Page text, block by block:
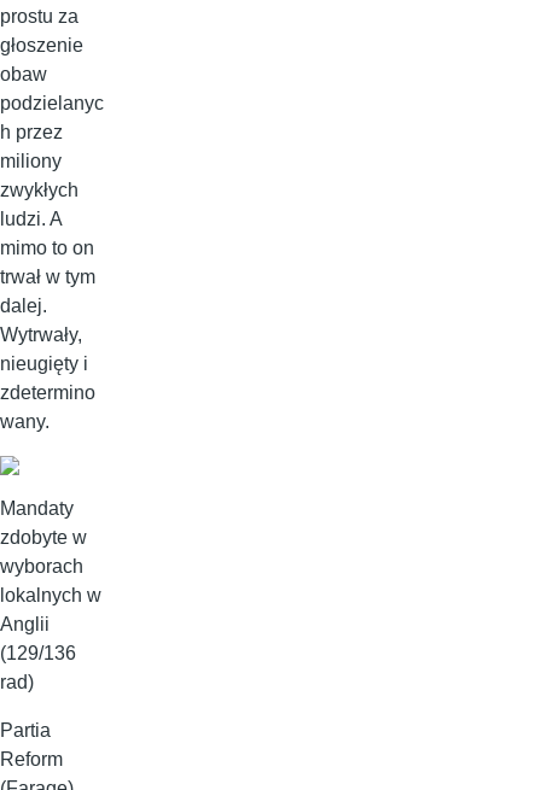
prostu za
głoszenie
obaw
podzielanyc
h przez
miliony
zwykłych
ludzi. A
mimo to on
trwał w tym
dalej.
Wytrwały,
nieugięty i
zdetermino
wany.
Mandaty
zdobyte w
wyborach
lokalnych w
Anglii
(129/136
rad)
Partia
Reform